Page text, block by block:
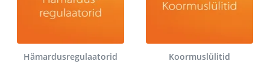
Hämardusregulaatorid Koormuslülitid